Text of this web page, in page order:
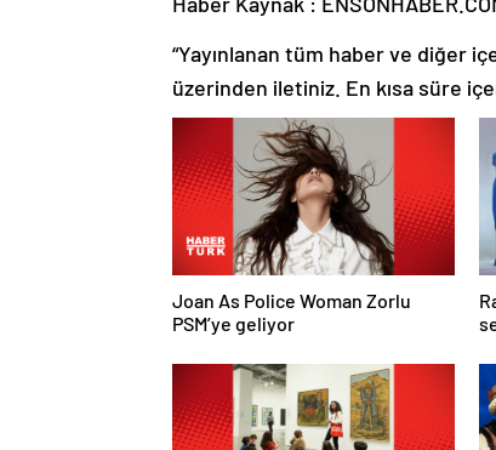
“Yayınlanan tüm haber ve diğer
üzerinden iletiniz. En kısa süre
Joan As Police Woman Zorlu
PSM’ye geliyor